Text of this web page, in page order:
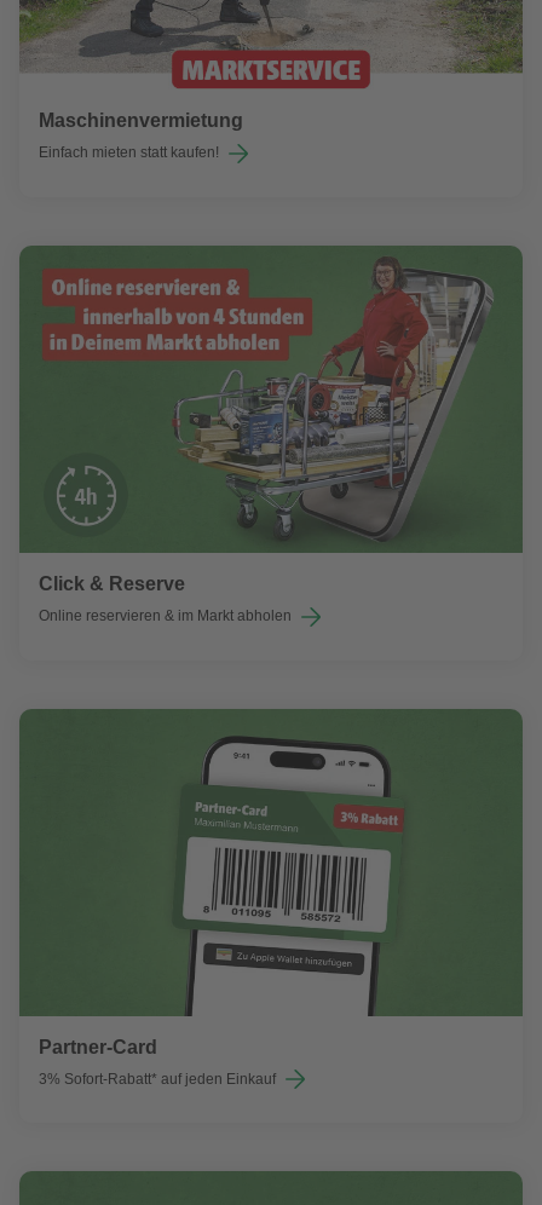
Maschinenvermietung
Einfach mieten statt kaufen!
Click & Reserve
Online reservieren & im Markt abholen
Partner-Card
3% Sofort-Rabatt* auf jeden Einkauf